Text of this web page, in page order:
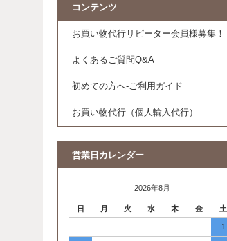
コンテンツ
お買い物代行リピーター会員様募集！
よくあるご質問Q&A
初めての方へ-ご利用ガイド
お買い物代行（個人輸入代行）
営業日カレンダー
2026年8月
日 月 火 水 木 金 土
1